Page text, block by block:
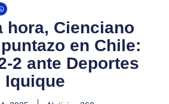
W
h
a
t
s
p
hora, Cienciano
en Chile:
2 ante Deportes
Iquique